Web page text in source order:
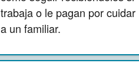
trabaja o le pagan por cuidar
a un familiar.